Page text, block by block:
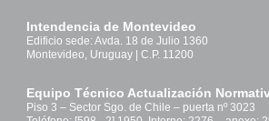
Intendencia de Montevideo
Edificio sede: Avda. 18 de Julio 1360
Montevideo, Uruguay | C.P. 11200
Equipo Técnico Actualización
Piso 3 – Sector Sgo. de Chile – puerta nº 3023